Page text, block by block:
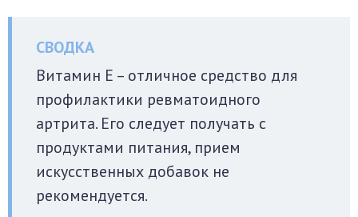
Витамин E – отличное средство для
профилактики ревматоидного
артрита. Его следует получать с
продуктами питания, прием
искусственных добавок не
рекомендуется.